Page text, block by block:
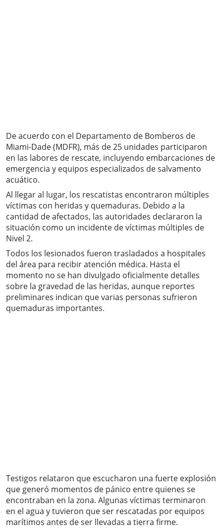
De acuerdo con el Departamento de Bomberos de
Miami-Dade (MDFR), más de 25 unidades participaron
en las labores de rescate, incluyendo embarcaciones de
emergencia y equipos especializados de salvamento
acuático.
Al llegar al lugar, los rescatistas encontraron múltiples
víctimas con heridas y quemaduras. Debido a la
cantidad de afectados, las autoridades declararon la
situación como un incidente de víctimas múltiples de
Nivel 2.
Todos los lesionados fueron trasladados a hospitales
del área para recibir atención médica. Hasta el
momento no se han divulgado oficialmente detalles
sobre la gravedad de las heridas, aunque reportes
preliminares indican que varias personas sufrieron
quemaduras importantes.
Testigos relataron que escucharon una fuerte explosión
que generó momentos de pánico entre quienes se
encontraban en la zona. Algunas víctimas terminaron
en el agua y tuvieron que ser rescatadas por equipos
marítimos antes de ser llevadas a tierra firme.